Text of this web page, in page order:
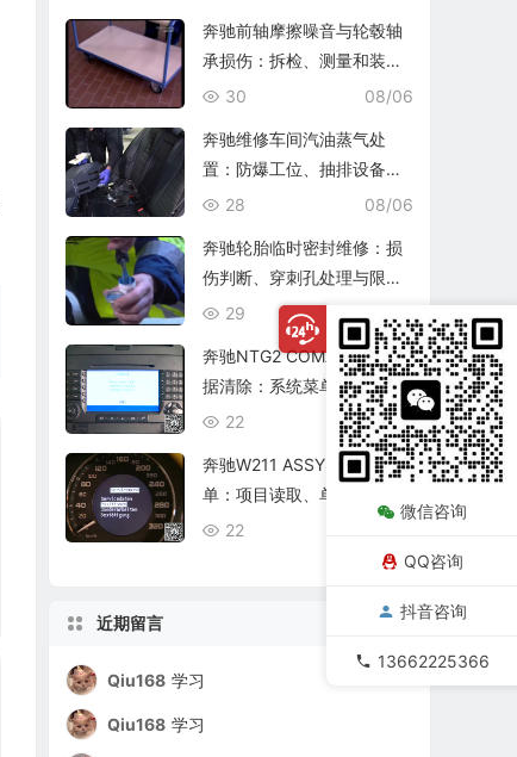
奔驰前轴摩擦噪音与轮毂轴
承损伤：拆检、测量和装复
复查
08/06
30
奔驰维修车间汽油蒸气处
置：防爆工位、抽排设备与
燃油收集
08/06
28
奔驰轮胎临时密封维修：损
伤判断、穿刺孔处理与限速
复查
08/06
29
奔驰NTG2 COMAND个人数
据清除：系统菜单、恢复出
厂与结果确认
08/06
22
奔驰W211 ASSYST保养菜
单：项目读取、单项确认与
复位核查
22
近期留言
Qiu168 学习
Qiu168 学习
微信咨询
QQ咨询
抖音咨询
13662225366